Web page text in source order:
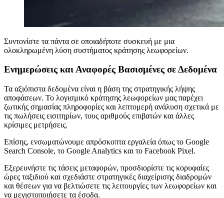
Συντονίστε τα πάντα σε οποιαδήποτε συσκευή με μια
ολοκληρωμένη λύση συστήματος κράτησης λεωφορείων.
Ενημερώσεις και Αναφορές Βασισμένες σε Δεδομένα
Τα αξιόπιστα δεδομένα είναι η βάση της στρατηγικής λήψης
αποφάσεων. Το λογισμικό κράτησης λεωφορείων μας παρέχει
ζωτικής σημασίας πληροφορίες και λεπτομερή ανάλυση σχετικά με
τις πωλήσεις εισιτηρίων, τους αριθμούς επιβατών και άλλες
κρίσιμες μετρήσεις.
Επίσης, ενσωματώνουμε απρόσκοπτα εργαλεία όπως το Google
Search Console, το Google Analytics και το Facebook Pixel.
Εξερευνήστε τις τάσεις μεταφορών, προσδιορίστε τις κορυφαίες
ώρες ταξιδιού και σχεδιάστε στρατηγικές διαχείρισης διαδρομών
και θέσεων για να βελτιώσετε τις λειτουργίες των λεωφορείων και
να μεγιστοποιήσετε τα έσοδα.